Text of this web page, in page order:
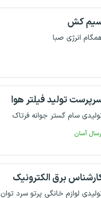
کش
انرژی صبا
تولید فیلتر هوا
سام گستر جوانه فرتاک
آسان
برق الکترونیک
لوازم خانگی پرتو سرد توان